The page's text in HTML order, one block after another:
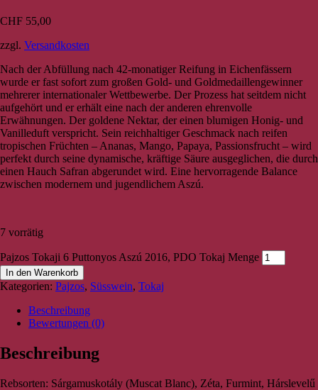
CHF 55,00
zzgl. Versandkosten
Nach der Abfüllung nach 42-monatiger Reifung in Eichenfässern
wurde er fast sofort zum großen Gold- und Goldmedaillengewinner
mehrerer internationaler Wettbewerbe. Der Prozess hat seitdem nicht
aufgehört und er erhält eine nach der anderen ehrenvolle
Erwähnungen. Der goldene Nektar, der einen blumigen Honig- und
Vanilleduft verspricht. Sein reichhaltiger Geschmack nach reifen
tropischen Früchten – Ananas, Mango, Papaya, Passionsfrucht – wird
perfekt durch seine dynamische, kräftige Säure ausgeglichen, die durch
einen Hauch Safran abgerundet wird. Eine hervorragende Balance
zwischen modernem und jugendlichem Aszú.
7 vorrätig
Pajzos Tokaji 6 Puttonyos Aszú 2016, PDO Tokaj Menge
In den Warenkorb
Kategorien: Pajzos, Süsswein, Tokaj
Beschreibung
Bewertungen (0)
Beschreibung
Rebsorten: Sárgamuskotály (Muscat Blanc), Zéta, Furmint, Hárslevelű